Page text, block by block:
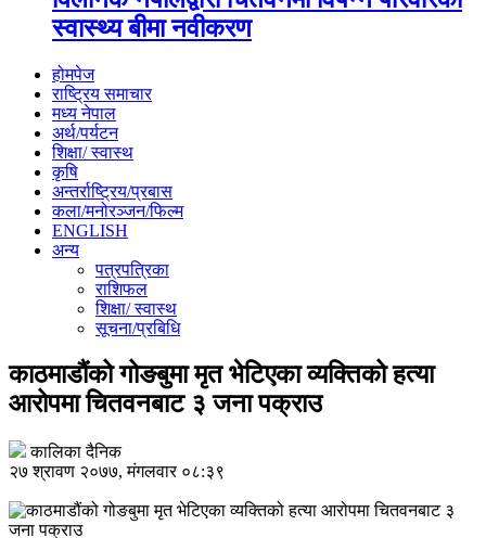
स्वास्थ्य बीमा नवीकरण
होमपेज
राष्ट्रिय समाचार
मध्य नेपाल
अर्थ/पर्यटन
शिक्षा/ स्वास्थ
कृषि
अन्तर्राष्ट्रिय/प्रबास
कला/मनोरञ्जन/फिल्म
ENGLISH
अन्य
पत्रपत्रिका
राशिफल
शिक्षा/ स्वास्थ
सूचना/प्रबिधि
काठमाडौंको गोङबुमा मृत भेटिएका व्यक्तिको हत्या
आरोपमा चितवनबाट ३ जना पक्राउ
कालिका दैनिक
२७ श्रावण २०७७, मंगलवार ०८:३९